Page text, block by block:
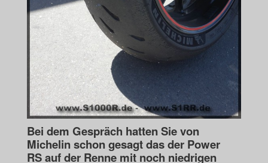
Bei dem Gespräch hatten Sie von
Michelin schon gesagt das der Power
RSauf der Renne mit noch niedrigen